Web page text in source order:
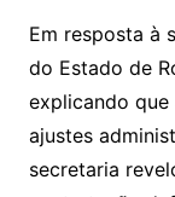
Em resposta à
do Estado de
explicando que
ajustes
secretaria